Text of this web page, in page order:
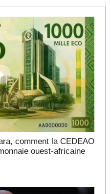
comment la CEDEAO
ouest-africaine